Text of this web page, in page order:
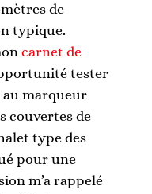
de
typique.
carnet de
tester
au marqueur
couvertes de
type des
pour une
m’a rappelé